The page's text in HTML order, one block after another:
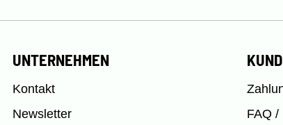
UNTERNEHMEN
Kontakt
Newsletter
FAQ /